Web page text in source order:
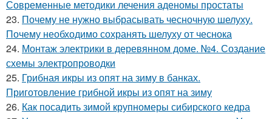
Современные методики лечения аденомы простаты
23. Почему не нужно выбрасывать чесночную шелуху.
Почему необходимо сохранять шелуху от чеснока
24. Монтаж электрики в деревянном доме. №4. Создание
схемы электропроводки
25. Грибная икры из опят на зиму в банках.
Приготовление грибной икры из опят на зиму
26. Как посадить зимой крупномеры сибирского кедра